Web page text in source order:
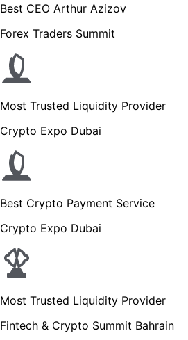
Best CEO Arthur Azizov
Forex Traders Summit
Most Trusted Liquidity Provider
Crypto Expo Dubai
Best Crypto Payment Service
Crypto Expo Dubai
Most Trusted Liquidity Provider
Fintech & Crypto Summit Bahrain